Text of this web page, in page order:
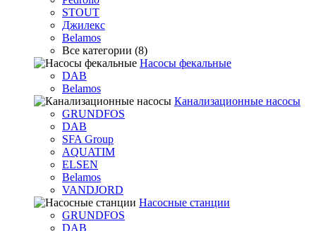
STOUT
Джилекс
Belamos
Все категории (8)
Насосы фекальные
DAB
Belamos
Канализационные насосы
GRUNDFOS
DAB
SFA Group
AQUATIM
ELSEN
Belamos
VANDJORD
Насосные станции
GRUNDFOS
DAB